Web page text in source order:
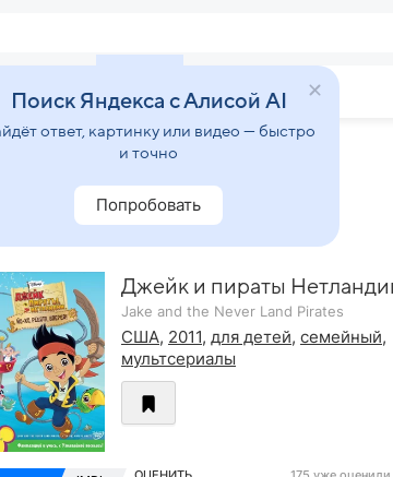
Звезды
Джейк и пираты
Jake and the Never Land Pirates
США, 2011, для детей, семейный,
мультсериалы
Поиск Яндекса с Алисой AI
ответ, картинку или видео — быстро
и точно
Попробовать